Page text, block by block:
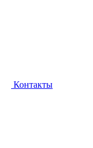
Контакты